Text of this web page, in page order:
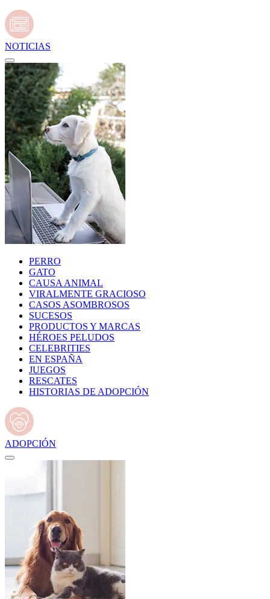
NOTICIAS
PERRO
GATO
CAUSA ANIMAL
VIRALMENTE GRACIOSO
CASOS ASOMBROSOS
SUCESOS
PRODUCTOS Y MARCAS
HÉROES PELUDOS
CELEBRITIES
EN ESPAÑA
JUEGOS
RESCATES
HISTORIAS DE ADOPCIÓN
ADOPCIÓN